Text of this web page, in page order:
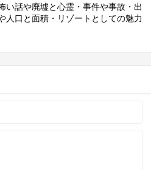
い話や廃墟と心霊・事件や事故・出
人口と面積・リゾートとしての魅力